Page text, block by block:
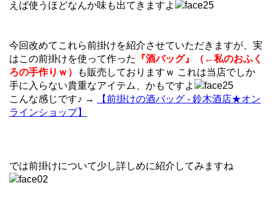
えば使うほどなんか味も出てきますよ
今回改めてこれら前掛けを紹介させていただきますが、実
はこの前掛けを使って作った
『酒バッグ』（←私のおふく
ろの手作りｗ）
も販売しておりますｗ これは当店でしか
手に入らない貴重なアイテム、かもですよ
こんな感じです♪ →
【前掛けの酒バッグ - 鈴木酒店★オン
ラインショップ】
では前掛けについて少し詳しめに紹介してみますね